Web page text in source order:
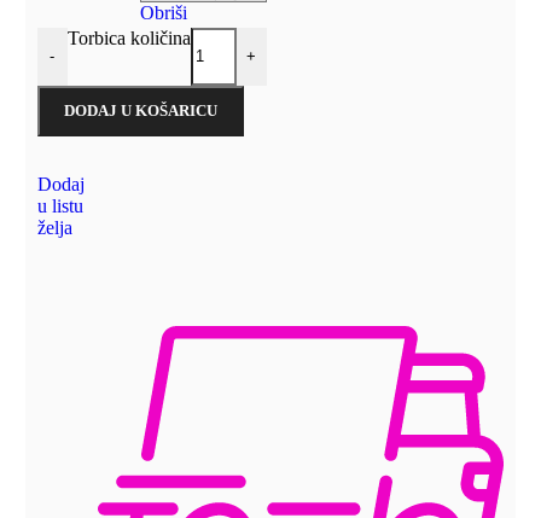
Obriši
-
Torbica količina
+
DODAJ U KOŠARICU
Dodaj
u listu
želja